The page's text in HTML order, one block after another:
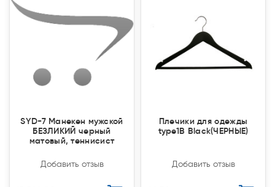
SYD-7 Манекен мужской
БЕЗЛИКИЙ черный
матовый, теннисист
Добавить отзыв
Плечики для одежды
type1В Black(ЧЕРНЫЕ)
Добавить отзыв